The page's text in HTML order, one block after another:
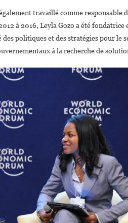
travaillé comme responsable
à 2016, Leyla Gozo a été fondatrice
politiques et des stratégies pour le
à la recherche de